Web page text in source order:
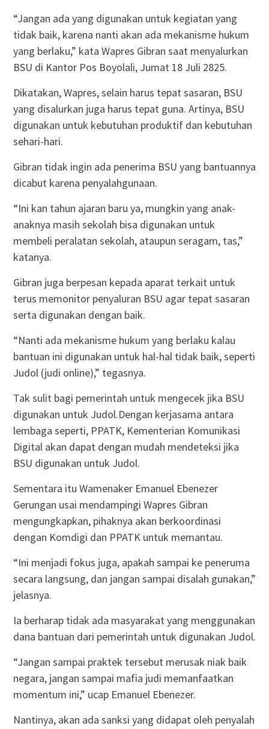
“Jangan ada yang digunakan untuk kegiatan yang
tidak baik, karena nanti akan ada mekanisme hukum
yang berlaku,” kata Wapres Gibran saat menyalurkan
BSU di Kantor Pos Boyolali, Jumat 18 Juli 2825.
Dikatakan, Wapres, selain harus tepat sasaran, BSU
yang disalurkan juga harus tepat guna. Artinya, BSU
digunakan untuk kebutuhan produktif dan kebutuhan
sehari-hari.
Gibran tidak ingin ada penerima BSU yang bantuannya
dicabut karena penyalahgunaan.
“Ini kan tahun ajaran baru ya, mungkin yang anak-
anaknya masih sekolah bisa digunakan untuk
membeli peralatan sekolah, ataupun seragam, tas,”
katanya.
Gibran juga berpesan kepada aparat terkait untuk
terus memonitor penyaluran BSU agar tepat sasaran
serta digunakan dengan baik.
“Nanti ada mekanisme hukum yang berlaku kalau
bantuan ini digunakan untuk hal-hal tidak baik, seperti
Judol (judi online),” tegasnya.
Tak sulit bagi pemerintah untuk mengecek jika BSU
digunakan untuk Judol.Dengan kerjasama antara
lembaga seperti, PPATK, Kementerian Komunikasi
Digital akan dapat dengan mudah mendeteksi jika
BSU digunakan untuk Judol.
Sementara itu Wamenaker Emanuel Ebenezer
Gerungan usai mendampingi Wapres Gibran
mengungkapkan, pihaknya akan berkoordinasi
dengan Komdigi dan PPATK untuk memantau.
“Ini menjadi fokus juga, apakah sampai ke peneruma
secara langsung, dan jangan sampai disalah gunakan,”
jelasnya.
Ia berharap tidak ada masyarakat yang menggunakan
dana bantuan dari pemerintah untuk digunakan Judol.
“Jangan sampai praktek tersebut merusak niak baik
negara, jangan sampai mafia judi memanfaatkan
momentum ini,” ucap Emanuel Ebenezer.
Nantinya, akan ada sanksi yang didapat oleh penyalah